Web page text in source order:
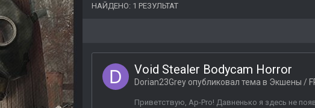
НАЙДЕНО: 1 РЕЗУЛЬТАТ
Void Stealer Bodycam Horror
Dorian23Grey опубликовал тема в Экшены /
Приветствую, Ap-Pro! Давненько я здесь не